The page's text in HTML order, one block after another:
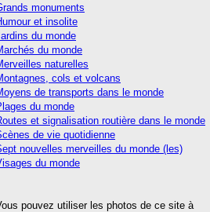
monuments
et insolite
du monde
du monde
naturelles
cols et volcans
de transports dans le monde
du monde
et signalisation routière dans le monde
de vie quotidienne
nouvelles merveilles du monde (les)
du monde
pouvez utiliser les photos de ce site à